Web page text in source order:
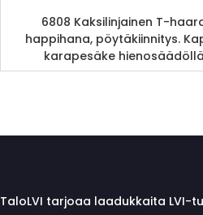
6808 Kaksilinjainen T-
happihana, pöytäkiinnitys.
karapesäke hienosäädöllä
TaloLVI tarjoaa laadukkaita LVI-